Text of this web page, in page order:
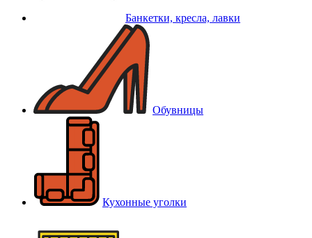
Банкетки, кресла, лавки
Обувницы
Кухонные уголки